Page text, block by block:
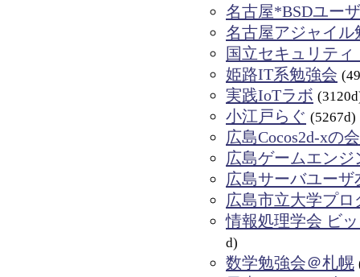
名古屋*BSDユー
名古屋アジャイル
国立セキュリテ
姫路IT系勉強会
実践IoTラボ
小江戸らぐ (5267d)
広島Cocos2d-xの
広島ゲームエン
広島サーバユー
広島市立大学プ
情報処理学会 ビ
d)
数学勉強会＠札幌